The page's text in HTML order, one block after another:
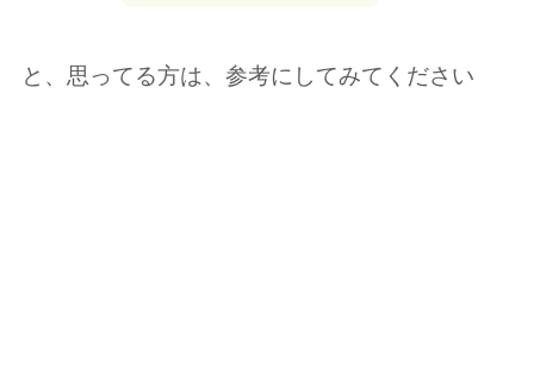
と、思ってる方は、参考にしてみてください